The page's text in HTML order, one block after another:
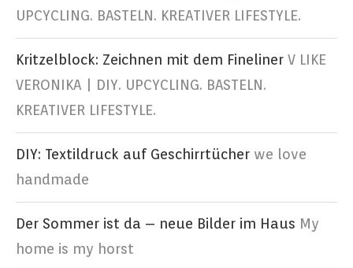
UPCYCLING. BASTELN. KREATIVER LIFESTYLE.
Kritzelblock: Zeichnen mit dem Fineliner V LIKE
VERONIKA | DIY. UPCYCLING. BASTELN.
KREATIVER LIFESTYLE.
DIY: Textildruck auf Geschirrtücher we love
handmade
Der Sommer ist da – neue Bilder im Haus My
home is my horst